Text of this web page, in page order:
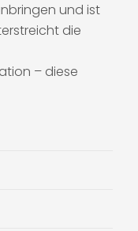
und ist
die
– diese